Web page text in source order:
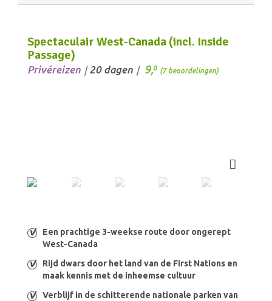
Spectaculair West-Canada (incl. Inside
Passage)
Privéreizen /20 dagen / 9,0 (7 beoordelingen)
Een prachtige 3-weekse route door ongerept
West-Canada
Rijd dwars door het land van de First Nations en
maak kennis met de inheemse cultuur
Verblijf in de schitterende nationale parken van